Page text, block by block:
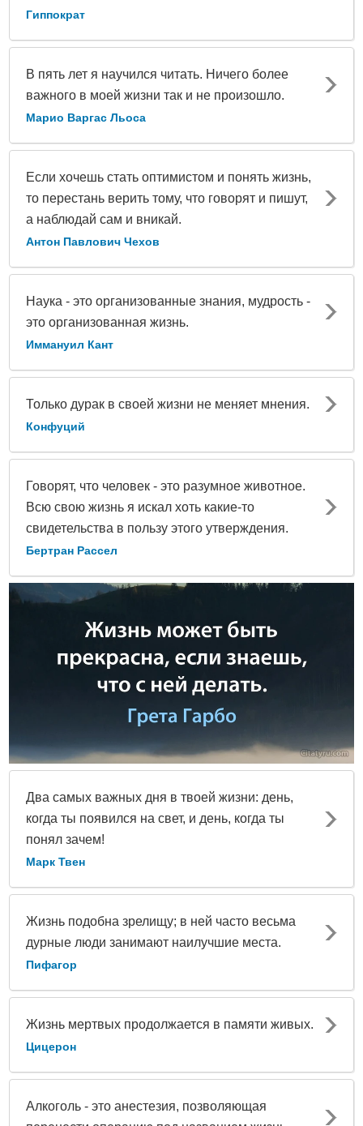
Гиппократ
В пять лет я научился читать. Ничего более
важного в моей жизни так и не произошло.
Марио Варгас Льоса
Если хочешь стать оптимистом и понять жизнь,
то перестань верить тому, что говорят и пишут,
а наблюдай сам и вникай.
Антон Павлович Чехов
Наука - это организованные знания, мудрость -
это организованная жизнь.
Иммануил Кант
Только дурак в своей жизни не меняет мнения.
Конфуций
Говорят, что человек - это разумное животное.
Всю свою жизнь я искал хоть какие-то
свидетельства в пользу этого утверждения.
Бертран Рассел
Два самых важных дня в твоей жизни: день,
когда ты появился на свет, и день, когда ты
понял зачем!
Марк Твен
Жизнь подобна зрелищу; в ней часто весьма
дурные люди занимают наилучшие места.
Пифагор
Жизнь мертвых продолжается в памяти живых.
Цицерон
Алкоголь - это анестезия, позволяющая